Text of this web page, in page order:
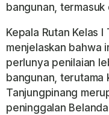
bangunan, termasuk
Kepala Rutan Kelas
menjelaskan bahwa
perlunya penilaian
bangunan, terutama
Tanjungpinang
peninggalan